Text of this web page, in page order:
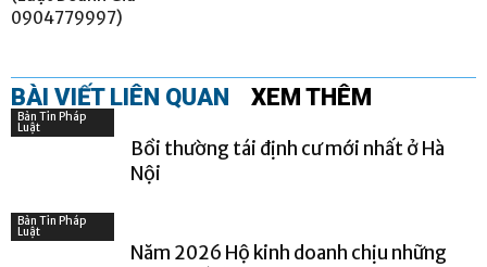
0904779997)
BÀI VIẾT LIÊN QUAN XEM THÊM
Bản Tin Pháp
Luật
Bồi thường tái định cư mới nhất ở Hà
Nội
Bản Tin Pháp
Luật
Năm 2026 Hộ kinh doanh chịu những